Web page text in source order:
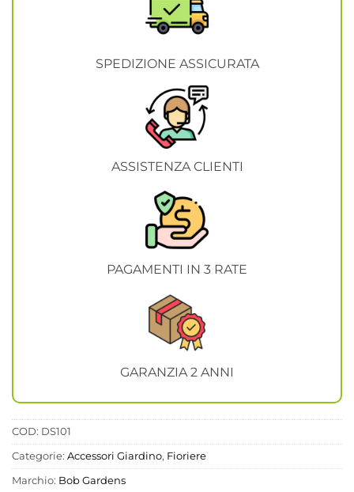
SPEDIZIONE ASSICURATA
ASSISTENZA CLIENTI
PAGAMENTI IN 3 RATE
GARANZIA 2 ANNI
COD: DS101
Categorie: Accessori Giardino, Fioriere
Marchio: Bob Gardens